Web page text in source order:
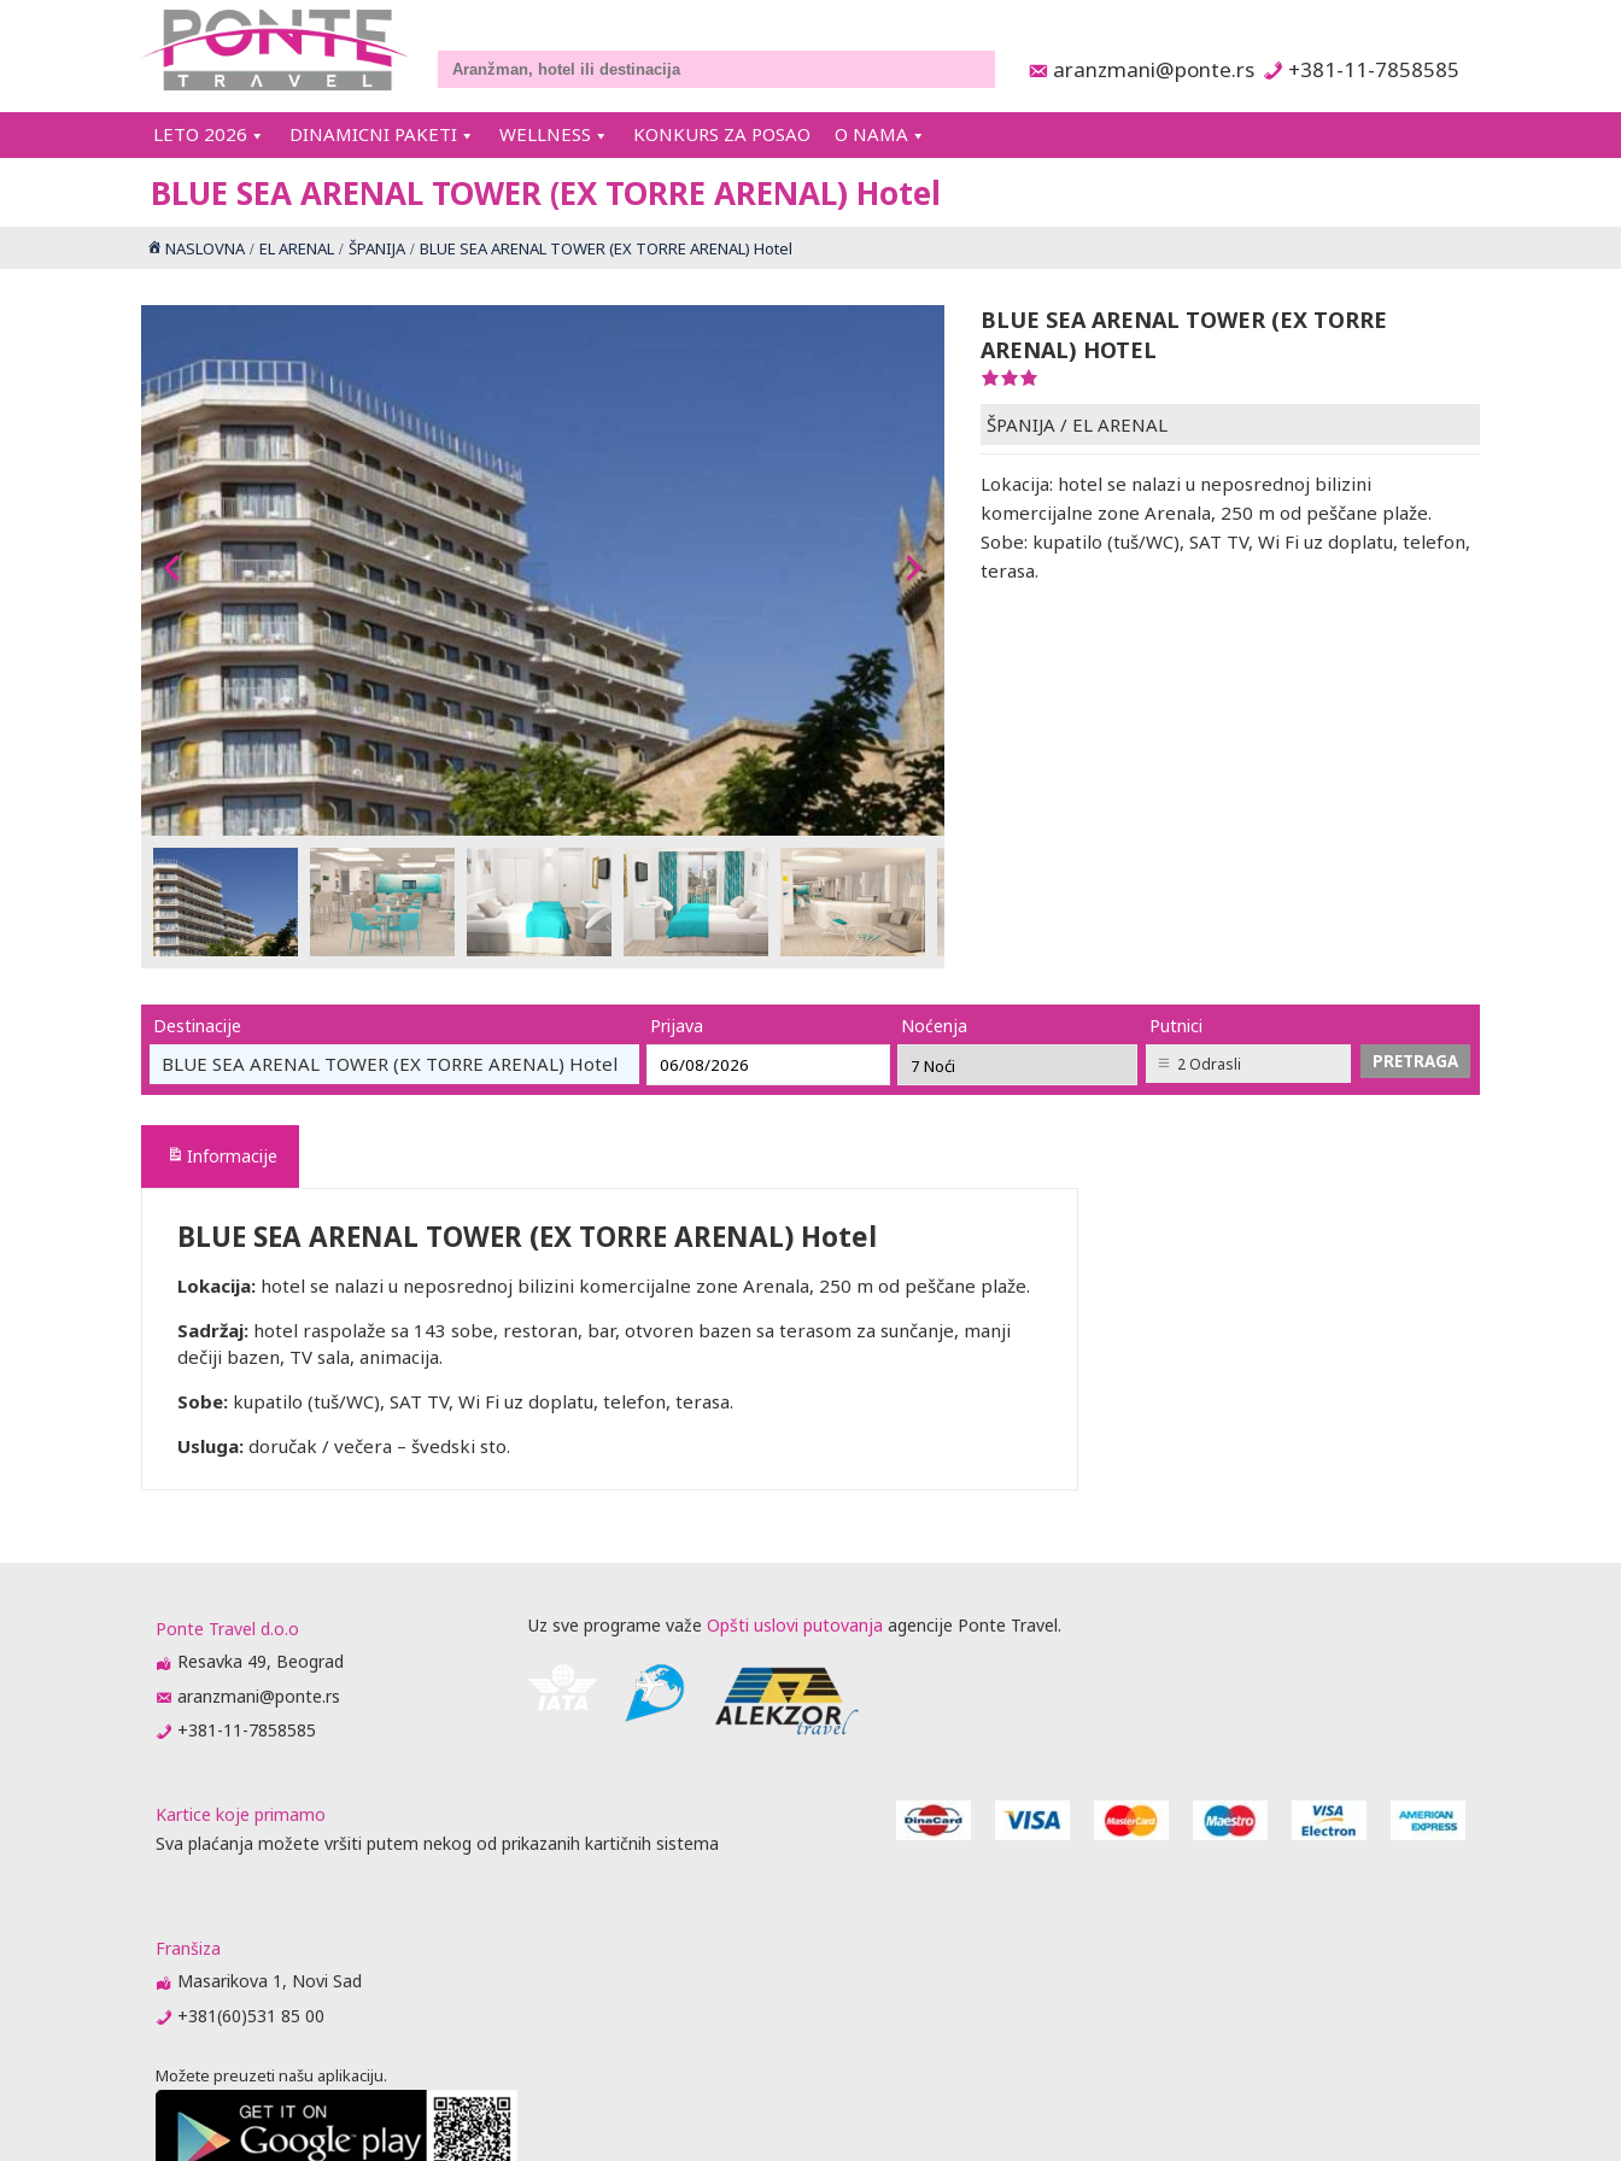
aranzmani@ponte.rs +381-11-7858585
LETO 2026 DINAMICNI PAKETI WELLNESS KONKURS ZA POSAO O NAMA
BLUE SEA ARENAL TOWER (EX TORRE ARENAL) Hotel
NASLOVNA EL ARENAL ŠPANIJA BLUE SEA ARENAL TOWER (EX TORRE ARENAL) Hotel
BLUE SEA ARENAL TOWER (EX TORRE
ARENAL) HOTEL
ŠPANIJA / EL ARENAL
Lokacija: hotel se nalazi u neposrednoj bilizini
komercijalne zone Arenala, 250 m od peščane plaže.
Sobe: kupatilo (tuš/WC), SAT TV, Wi Fi uz doplatu, telefon,
terasa.
Destinacije
BLUE SEA ARENAL TOWER (EX TORRE ARENAL) Hotel
Prijava Noćenja Putnici
2 Odrasli
Informacije
BLUE SEA ARENAL TOWER (EX TORRE ARENAL) Hotel
Lokacija: hotel se nalazi u neposrednoj bilizini komercijalne zone Arenala, 250 m od peščane plaže.
Sadržaj: hotel raspolaže sa 143 sobe, restoran, bar, otvoren bazen sa terasom za sunčanje, manji
dečiji bazen, TV sala, animacija.
Sobe: kupatilo (tuš/WC), SAT TV, Wi Fi uz doplatu, telefon, terasa.
Usluga: doručak / večera – švedski sto.
Ponte Travel d.o.o
Resavka 49, Beograd
aranzmani@ponte.rs
+381-11-7858585
Uz sve programe važe Opšti uslovi putovanja agencije Ponte Travel.
Kartice koje primamo
Sva plaćanja možete vršiti putem nekog od prikazanih kartičnih sistema
Franšiza
Masarikova 1, Novi Sad
+381(60)531 85 00
Možete preuzeti našu aplikaciju.